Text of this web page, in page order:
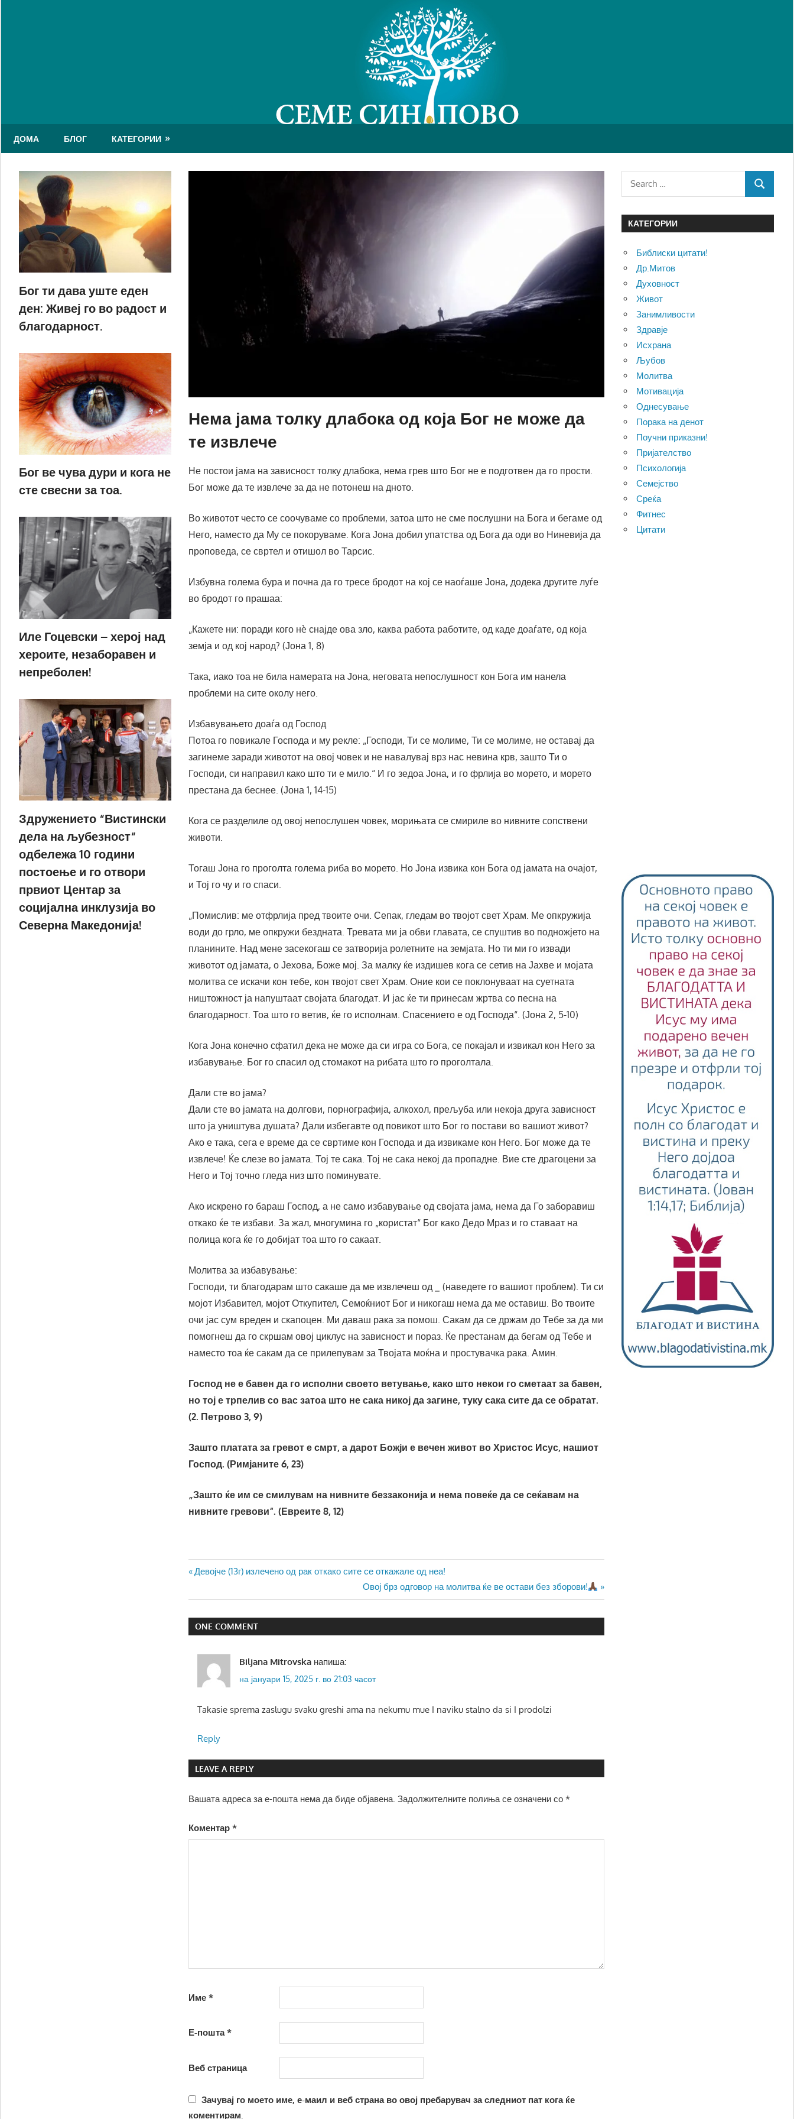
ДОМА БЛОГ КАТЕГОРИИ
Нема јама толку длабока од која Бог не може да
те извлече
Не постои јама на зависност толку длабока, нема грев што Бог не е подготвен да го прости.
Бог може да те извлече за да не потонеш на дното.
Во животот често се соочуваме со проблеми, затоа што не сме послушни на Бога и бегаме од
Него, наместо да Му се покоруваме. Кога Јона добил упатства од Бога да оди во Ниневија да
проповеда, се свртел и отишол во Тарсис.
Избувна голема бура и почна да го тресе бродот на кој се наоѓаше Јона, додека другите луѓе
во бродот го прашаа:
„Кажете ни: поради кого нè снајде ова зло, каква работа работите, од каде доаѓате, од која
земја и од кој народ? (Јона 1, 8)
Така, иако тоа не била намерата на Јона, неговата непослушност кон Бога им нанела
проблеми на сите околу него.
Избавувањето доаѓа од Господ
Потоа го повикале Господа и му рекле: „Господи, Ти се молиме, Ти се молиме, не оставај да
загинеме заради животот на овој човек и не навалувај врз нас невина крв, зашто Ти о
Господи, си направил како што ти е мило.“ И го зедоа Јона, и го фрлија во морето, и морето
престана да беснее. (Јона 1, 14-15)
Кога се разделиле од овој непослушен човек, морињата се смириле во нивните сопствени
животи.
Тогаш Јона го проголта голема риба во морето. Но Јона извика кон Бога од јамата на очајот,
и Тој го чу и го спаси.
„Помислив: ме отфрлија пред твоите очи. Сепак, гледам во твојот свет Храм. Ме опкружија
води до грло, ме опкружи бездната. Тревата ми ја обви главата, се спуштив во подножјето на
планините. Над мене засекогаш се затворија ролетните на земјата. Но ти ми го извади
животот од јамата, о Јехова, Боже мој. За малку ќе издишев кога се сетив на Јахве и мојата
молитва се искачи кон тебе, кон твојот свет Храм. Оние кои се поклонуваат на суетната
ништожност ја напуштаат својата благодат. И јас ќе ти принесам жртва со песна на
благодарност. Тоа што го ветив, ќе го исполнам. Спасението е од Господа“. (Јона 2, 5-10)
Кога Јона конечно сфатил дека не може да си игра со Бога, се покајал и извикал кон Него за
избавување. Бог го спасил од стомакот на рибата што го проголтала.
Дали сте во јама?
Дали сте во јамата на долгови, порнографија, алкохол, прељуба или некоја друга зависност
што ја уништува душата? Дали избегавте од повикот што Бог го постави во вашиот живот?
Ако е така, сега е време да се свртиме кон Господа и да извикаме кон Него. Бог може да те
извлече! Ќе слезе во јамата. Тој те сака. Тој не сака некој да пропадне. Вие сте драгоцени за
Него и Тој точно гледа низ што поминувате.
Ако искрено го бараш Господ, а не само избавување од својата јама, нема да Го заборавиш
откако ќе те избави. За жал, многумина го „користат“ Бог како Дедо Мраз и го ставаат на
полица кога ќе го добијат тоа што го сакаат.
Молитва за избавување:
Господи, ти благодарам што сакаше да ме извлечеш од
(наведете го вашиот проблем). Ти си
мојот Избавител, мојот Откупител, Семоќниот Бог и никогаш нема да ме оставиш. Во твоите
очи јас сум вреден и скапоцен. Ми даваш рака за помош. Сакам да се држам до Тебе за да ми
помогнеш да го скршам овој циклус на зависност и пораз. Ќе престанам да бегам од Тебе и
наместо тоа ќе сакам да се прилепувам за Твојата моќна и простувачка рака. Амин.
Господ не е бавен да го исполни своето ветување, како што некои го сметаат за бавен,
но тој е трпелив со вас затоа што не сака никој да загине, туку сака сите да се обратат.
(2. Петрово 3, 9)
Зашто платата за гревот е смрт, а дарот Божји е вечен живот во Христос Исус, нашиот
Господ. (Римјаните 6, 23)
„Зашто ќе им се смилувам на нивните беззаконија и нема повеќе да се сеќавам на
нивните гревови“. (Евреите 8, 12)
Навигација
на
напис
Previous
Девојче (13г) излечено од рак откако сите се откажале од неа!
Next
Post:
Овој брз одговор на молитва ќе ве остави без зборови!
ONE COMMENT
Biljana Mitrovska напиша:
на јануари 15, 2025 г. во 21:03 часот
Takasie sprema zaslugu svaku greshi ama na nekumu mue I naviku stalno da si I prodolzi
Reply
LEAVE A REPLY
Вашата адреса за е-пошта нема да биде објавена. Задолжителните полиња се означени со*
Коментар*
Име*
Е-пошта*
Веб страница
Зачувај го моето име, е-маил и веб страна во овој пребарувач за следниот пат кога ќе
коментирам.
Бог ти дава уште еден
ден: Живеј го во радост и
благодарност.
Бог ве чува дури и кога не
сте свесни за тоа.
Иле Гоцевски – херој над
хероите, незаборавен и
непреболен!
Здружението “Вистински
дела на љубезност“
одбележа 10 години
постоење и го отвори
првиот Центар за
социјална инклузија во
Северна Македонија!
Search
SEARCH
КАТЕГОРИИ
Библиски цитати!
Др.Митов
Духовност
Живот
Занимливости
Здравје
Исхрана
Љубов
Молитва
Мотивација
Однесување
Порака на денот
Поучни приказни!
Пријателство
Психологија
Семејство
Среќа
Фитнес
Цитати